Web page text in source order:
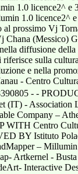
1.0 licence2^ e
1.0 licence2^
al prossimo Vj
Chana (Messico)
diffusione
riferisce sulla
e nella
- Centro
- -
(IT) - Association
Company –
WITH Centro
BY Istituto
–
Artkernel -
Interactive